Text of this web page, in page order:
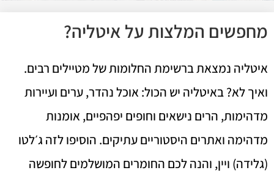
מחפשים המלצות על איטליה?
איטליה נמצאת ברשימת החלומות של מטיילים רבים.
ואיך לא? באיטליה יש הכול: אוכל נהדר, ערים ועיירות
מדהימות, הרים נישאים וחופים יפהפיים, אומנות
מדהימה ואתרים היסטוריים עתיקים. הוסיפו לזה ג׳לטו
(גלידה) ויין, והנה לכם החומרים המושלמים לחופשה